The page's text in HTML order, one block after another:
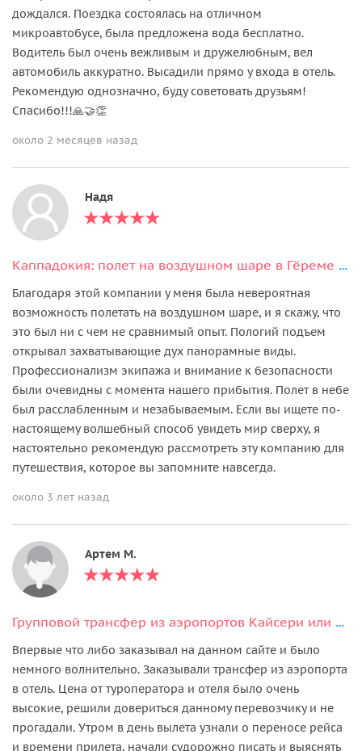
дождался. Поездка состоялась на отличном
микроавтобусе, была предложена вода бесплатно.
Водитель был очень вежливым и дружелюбным, вел
автомобиль аккуратно. Высадили прямо у входа в отель.
Рекомендую однозначно, буду советовать друзьям!
Спасибо!!!🙏🤝👏
около 2 месяцев назад
Надя
Каппадокия: полет на воздушном шаре в Гёреме на рассвете
Благодаря этой компании у меня была невероятная
возможность полетать на воздушном шаре, и я скажу, что
это был ни с чем не сравнимый опыт. Пологий подъем
открывал захватывающие дух панорамные виды.
Профессионализм экипажа и внимание к безопасности
были очевидны с момента нашего прибытия. Полет в небе
был расслабленным и незабываемым. Если вы ищете по-
настоящему волшебный способ увидеть мир сверху, я
настоятельно рекомендую рассмотреть эту компанию для
путешествия, которое вы запомните навсегда.
около 3 лет назад
Артем М.
Групповой трансфер из аэропортов Кайсери или Невшехир
Впервые что либо заказывал на данном сайте и было
немного волнительно. Заказывали трансфер из аэропорта
в отель. Цена от туроператора и отеля было очень
высокие, решили довериться данному перевозчику и не
прогадали. Утром в день вылета узнали о переносе рейса
и времени прилета, начали судорожно писать и выяснять